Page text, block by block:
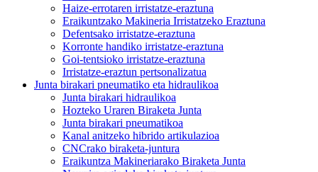
Haize-errotaren irristatze-eraztuna
Eraikuntzako Makineria Irristatzeko Eraztuna
Defentsako irristatze-eraztuna
Korronte handiko irristatze-eraztuna
Goi-tentsioko irristatze-eraztuna
Irristatze-eraztun pertsonalizatua
Junta birakari pneumatiko eta hidraulikoa
Junta birakari hidraulikoa
Hozteko Uraren Biraketa Junta
Junta birakari pneumatikoa
Kanal anitzeko hibrido artikulazioa
CNCrako biraketa-juntura
Eraikuntza Makineriarako Biraketa Junta